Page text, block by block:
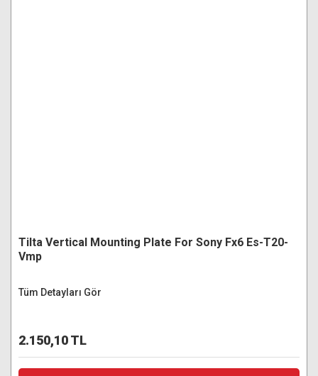
Tilta Vertical Mounting Plate For Sony Fx6 Es-T20-
Vmp
Tüm Detayları Gör
2.150,10 TL